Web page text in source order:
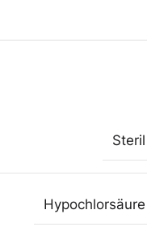
Steril
Hypochlorsäure